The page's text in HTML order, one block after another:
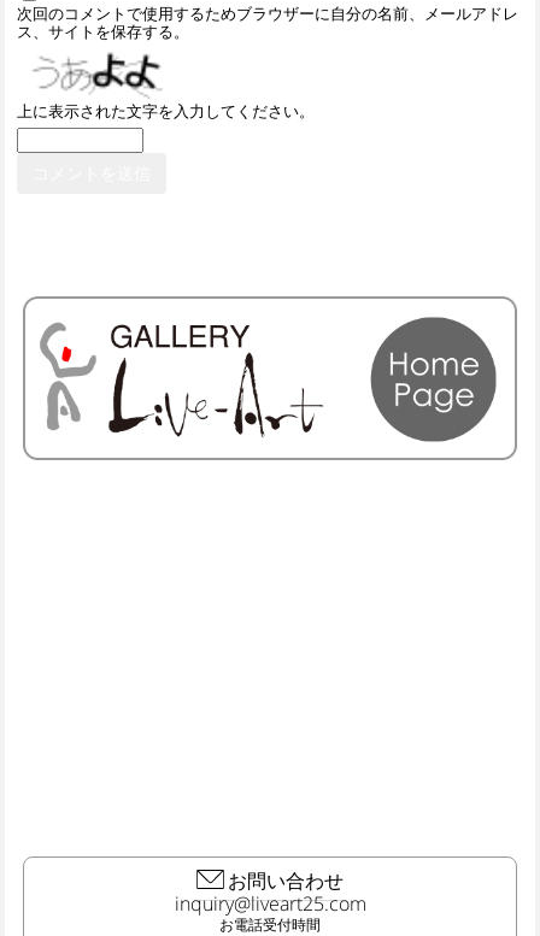
次回のコメントで使用するためブラウザーに自分の名前、メールアドレ
ス、サイトを保存する。
上に表示された文字を入力してください。
お問い合わせ
お電話受付時間